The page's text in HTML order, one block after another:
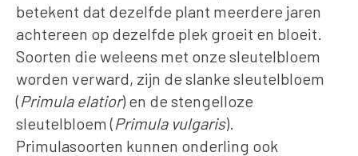
betekent dat dezelfde plant meerdere jaren
achtereen op dezelfde plek groeit en bloeit.
Soorten die weleens met onze sleutelbloem
worden verward, zijn de slanke sleutelbloem
(Primula elatior) en de stengelloze
sleutelbloem (Primula vulgaris).
Primulasoorten kunnen onderling ook